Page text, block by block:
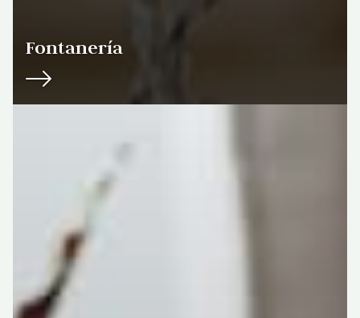
Fontanería